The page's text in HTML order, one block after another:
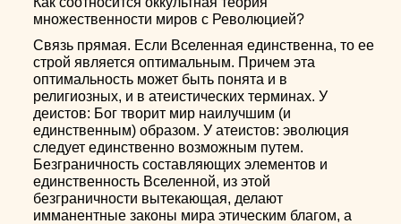
множественности миров с Революцией?
Связь прямая. Если Вселенная единственна, то ее
строй является оптимальным. Причем эта
оптимальность может быть понята и в
религиозных, и в атеистических терминах. У
деистов: Бог творит мир наилучшим (и
единственным) образом. У атеистов: эволюция
следует единственно возможным путем.
Безграничность составляющих элементов и
единственность Вселенной, из этой
безграничности вытекающая, делают
имманентные законы мира этическим благом, а